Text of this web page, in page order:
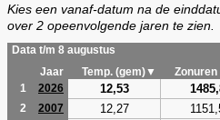
Kies een vanaf-datum na de
over 2 opeenvolgende jaren te zien.
Data t/m 8 augustus
Jaar
Temp. (gem)▼ Zonuren
1
2026 12,53
2 2007 12,27